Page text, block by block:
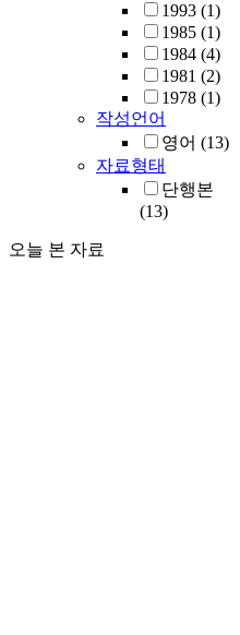
1993 (1)
1985 (1)
1984 (4)
1981 (2)
1978 (1)
작성언어
영어 (13)
자료형태
단행본
(13)
오늘 본 자료